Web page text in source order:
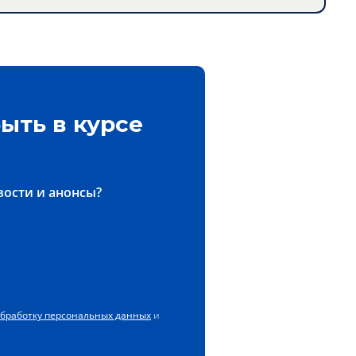
в курсе
и анонсы?
персональных данных и